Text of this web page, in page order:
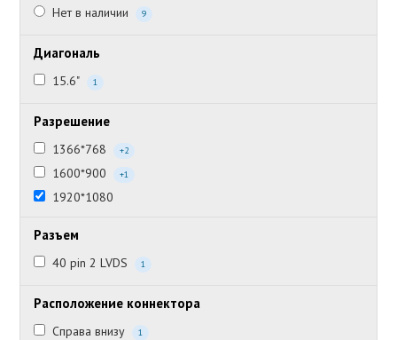
Нет в наличии
9
Диагональ
15.6" 1
Разрешение
1366*768 +2
1600*900 +1
1920*1080
Разъем
40 pin 2 LVDS 1
Расположение коннектора
Справа внизу 1